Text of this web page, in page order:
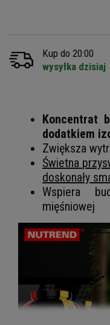
Kup do 20:00
wysyłka dzisiaj
Koncentrat
dodatkiem
Zwiększa
Świetna
doskonały
Wspiera
mięśniowej